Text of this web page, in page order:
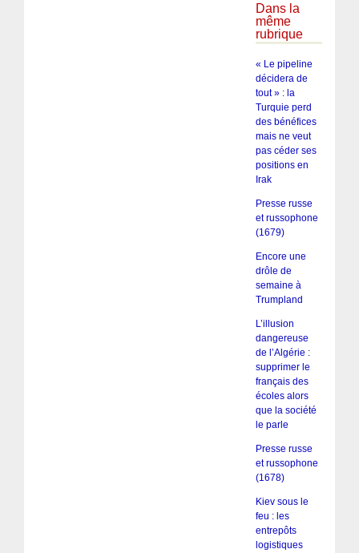
Dans la
même
rubrique
« Le pipeline
décidera de
tout » : la
Turquie perd
des bénéfices
mais ne veut
pas céder ses
positions en
Irak
Presse russe
et russophone
(1679)
Encore une
drôle de
semaine à
Trumpland
L’illusion
dangereuse
de l’Algérie :
supprimer le
français des
écoles alors
que la société
le parle
Presse russe
et russophone
(1678)
Kiev sous le
feu : les
entrepôts
logistiques